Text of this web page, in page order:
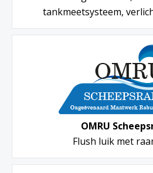
tankmeetsysteem,
OMRU
Flush luik met